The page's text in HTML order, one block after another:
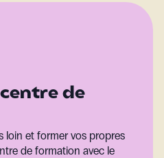
de
loin et former vos propres
de formation avec le